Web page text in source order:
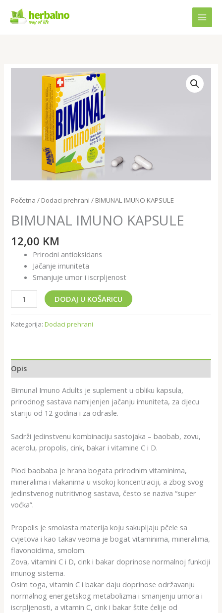
Početna / Dodaci prehrani / BIMUNAL IMUNO KAPSULE
BIMUNAL IMUNO KAPSULE
12,00 KM
Prirodni antioksidans
Jačanje imuniteta
Smanjuje umor i iscrpljenost
BIMUNAL
DODAJ U KOŠARICU
Kategorija:Dodaci prehrani
Opis
Bimunal Imuno Adults je suplement u obliku kapsula,
prirodnog sastava namijenjen jačanju imuniteta, za djecu
stariju od 12 godina i za odrasle.
Sadrži jedinstvenu kombinaciju sastojaka – baobab, zovu,
acerolu, propolis, cink, bakar i vitamine C i D.
Plod baobaba je hrana bogata prirodnim vitaminima,
mineralima i vlakanima u visokoj koncentraciji, a zbog svog
jedinstvenog nutritivnog sastava, često se naziva “super
voćka”.
Propolis je smolasta materija koju sakupljaju pčele sa
cvjetova i kao takav veoma je bogat vitaminima, mineralima,
flavonoidima, smolom.
Zova, vitamini C i D, cink i bakar doprinose normalnoj funkciji
imunog sistema.
Osim toga, vitamin C i bakar daju doprinose održavanju
normalnog energetskog metabolizma i smanjenju umora i
iscrpljenosti, a vitamin C, cink i bakar štite ćelije od